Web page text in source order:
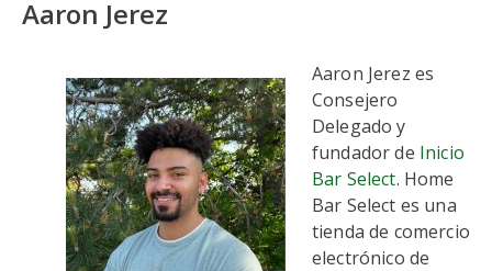
Aaron Jerez
Aaron Jerez es
Consejero
Delegado y
fundador de Inicio
Bar Select. Home
Bar Select es una
tienda de comercio
electrónico de